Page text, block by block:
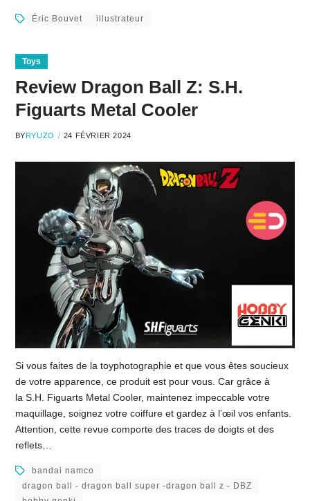
Éric Bouvet illustrateur
Toys
Review Dragon Ball Z: S.H.
Figuarts Metal Cooler
BY RYUZO 24 FÉVRIER 2024
Si vous faites de la toyphotographie et que vous êtes soucieux
de votre apparence, ce produit est pour vous. Car grâce à
la S.H. Figuarts Metal Cooler, maintenez impeccable votre
maquillage, soignez votre coiffure et gardez à l’œil vos enfants.
Attention, cette revue comporte des traces de doigts et des
reflets…
bandai namco
dragon ball - dragon ball super -dragon ball z - DBZ